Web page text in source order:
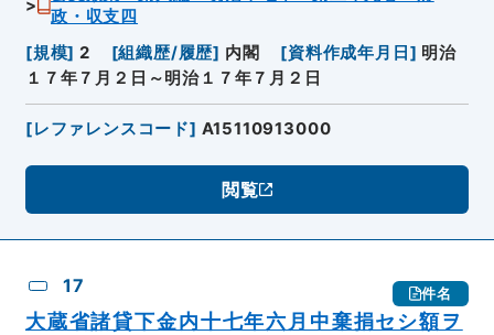
政・収支四
[規模] 2 [組織歴/履歴] 内閣 [資料作成年月日 ] 明治
１７年７月２日～明治１７年７月２日
[レファレンスコード] A15110913000
閲覧
17 件名
大蔵省諸貸下金内十七年六月中棄捐セシ額ヲ